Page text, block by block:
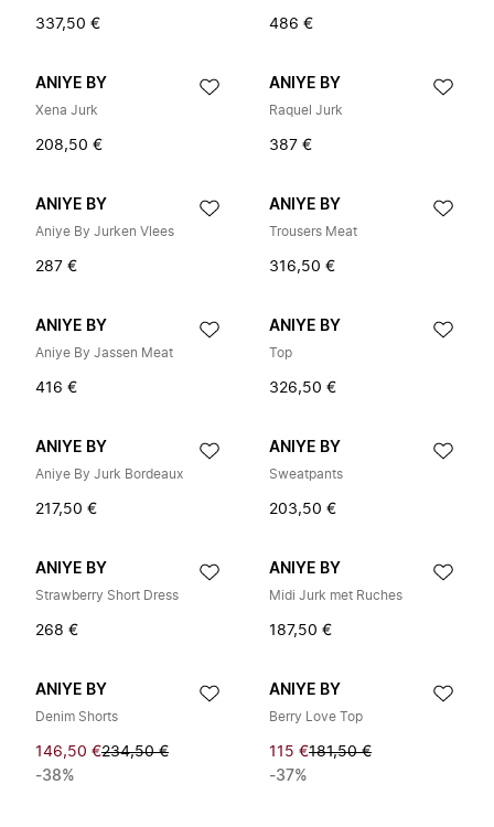
337,50 € 486 €
ANIYE BY
Xena Jurk
208,50 €
ANIYE BY
Raquel Jurk
387 €
ANIYE BY
Aniye By Jurken Vlees
287 €
ANIYE BY
Trousers Meat
316,50 €
ANIYE BY
Aniye By Jassen Meat
416 €
ANIYE BY
Top
326,50 €
ANIYE BY
Aniye By Jurk Bordeaux
217,50 €
ANIYE BY
Sweatpants
203,50 €
ANIYE BY
Strawberry Short Dress
268 €
ANIYE BY
Midi Jurk met Ruches
187,50 €
ANIYE BY
Denim Shorts
146,50 €234,50 €
-38%
ANIYE BY
Berry Love Top
115 €181,50 €
-37%